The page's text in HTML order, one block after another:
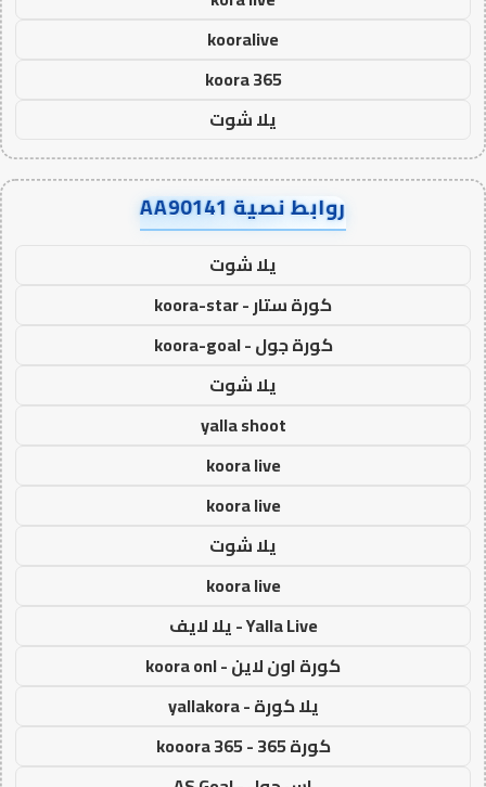
kooralive
koora 365
يلا شوت
روابط نصية AA90141
يلا شوت
كورة ستار - koora-star
كورة جول - koora-goal
يلا شوت
yalla shoot
koora live
koora live
يلا شوت
koora live
Yalla Live - يلا لايف
كورة اون لاين - koora onl
يلا كورة - yallakora
كورة 365 - kooora 365